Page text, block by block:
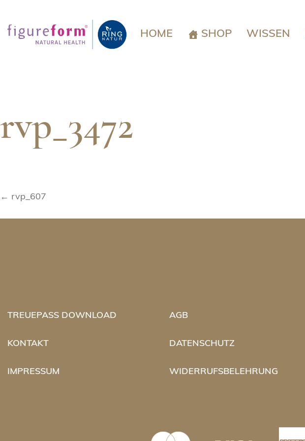
Inhalt
HOME SHOP WISSEN
rvp_3472
Beitragsnavigation
← rvp_607
TREUEPASS DOWNLOAD
KONTAKT
IMPRESSUM
AGB
DATENSCHUTZ
WIDERRUFSBELEHRUNG